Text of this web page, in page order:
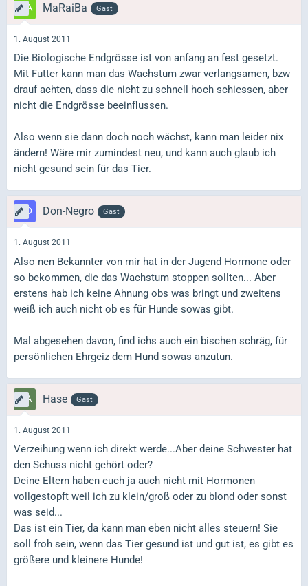
MaRaiBa Gast
1. August 2011
Die Biologische Endgrösse ist von anfang an fest gesetzt.
Mit Futter kann man das Wachstum zwar verlangsamen, bzw
drauf achten, dass die nicht zu schnell hoch schiessen, aber
nicht die Endgrösse beeinflussen.
Also wenn sie dann doch noch wächst, kann man leider nix
ändern! Wäre mir zumindest neu, und kann auch glaub ich
nicht gesund sein für das Tier.
Don-Negro Gast
1. August 2011
Also nen Bekannter von mir hat in der Jugend Hormone oder
so bekommen, die das Wachstum stoppen sollten... Aber
erstens hab ich keine Ahnung obs was bringt und zweitens
weiß ich auch nicht ob es für Hunde sowas gibt.
Mal abgesehen davon, find ichs auch ein bischen schräg, für
persönlichen Ehrgeiz dem Hund sowas anzutun.
Hase Gast
1. August 2011
Verzeihung wenn ich direkt werde...Aber deine Schwester hat
den Schuss nicht gehört oder?
Deine Eltern haben euch ja auch nicht mit Hormonen
vollgestopft weil ich zu klein/groß oder zu blond oder sonst
was seid...
Das ist ein Tier, da kann man eben nicht alles steuern! Sie
soll froh sein, wenn das Tier gesund ist und gut ist, es gibt es
größere und kleinere Hunde!